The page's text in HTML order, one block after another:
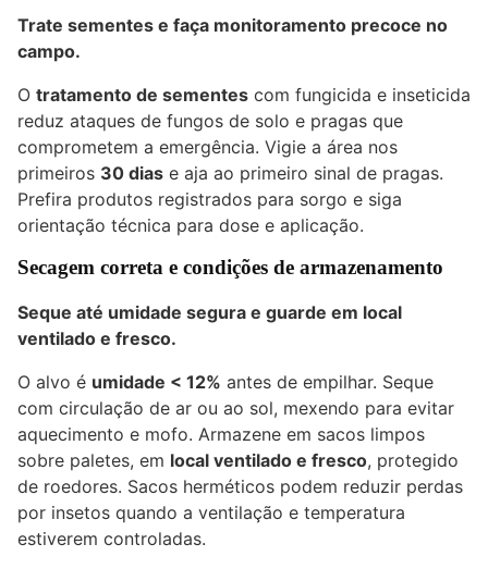
Trate sementes e faça monitoramento precoce no
campo.
O tratamento de sementes com fungicida e inseticida
reduz ataques de fungos de solo e pragas que
comprometem a emergência. Vigie a área nos
primeiros 30 dias e aja ao primeiro sinal de pragas.
Prefira produtos registrados para sorgo e siga
orientação técnica para dose e aplicação.
Secagem correta e condições de armazenamento
Seque até umidade segura e guarde em local
ventilado e fresco.
O alvo é umidade < 12% antes de empilhar. Seque
com circulação de ar ou ao sol, mexendo para evitar
aquecimento e mofo. Armazene em sacos limpos
sobre paletes, em local ventilado e fresco, protegido
de roedores. Sacos herméticos podem reduzir perdas
por insetos quando a ventilação e temperatura
estiverem controladas.